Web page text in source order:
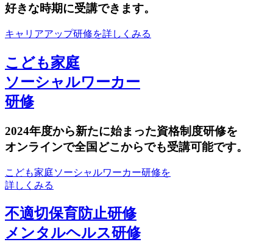
好きな時期に受講できます。
キャリアアップ研修を詳しくみる
こども家庭
ソーシャルワーカー
研修
2024年度から新たに始まった資格制度研修を
オンラインで全国どこからでも受講可能です。
こども家庭ソーシャルワーカー研修を
詳しくみる
不適切保育防止研修
メンタルヘルス研修